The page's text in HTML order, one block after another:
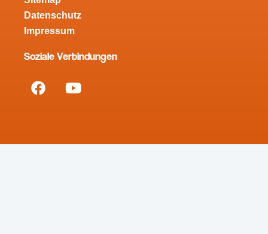
Datenschutz
Impressum
Soziale Verbindungen